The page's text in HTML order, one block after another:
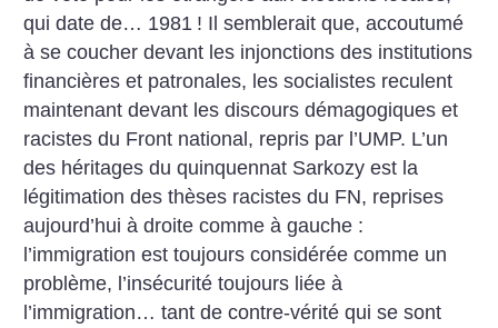
qui date de… 1981 ! Il semblerait que, accoutumé
à se coucher devant les injonctions des institutions
financières et patronales, les socialistes reculent
maintenant devant les discours démagogiques et
racistes du Front national, repris par l’UMP. L’un
des héritages du quinquennat Sarkozy est la
légitimation des thèses racistes du FN, reprises
aujourd’hui à droite comme à gauche :
l’immigration est toujours considérée comme un
problème, l’insécurité toujours liée à
l’immigration… tant de contre-vérité qui se sont